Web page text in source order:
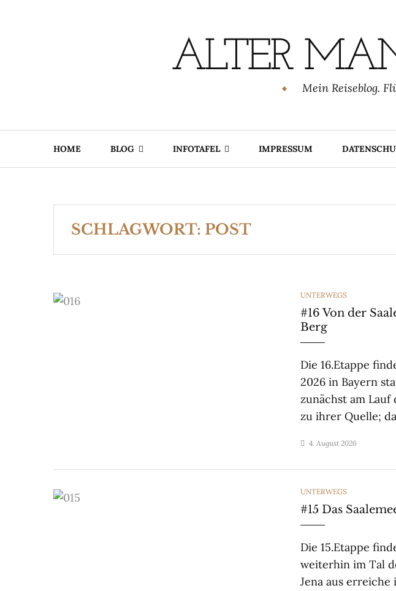
ALTER
Mein Reiseblog.
HOME BLOG INFOTAFEL IMPRESSUM
SCHLAGWORT: POST
CATEGORIES
UNTERWEGS
#16 Von der
Berg
Die 16.Etappe
2026 in Bayern
zunächst am Lauf
zu ihrer Quelle;
4. August 2026
CATEGORIES
UNTERWEGS
#15 Das
Die 15.Etappe
weiterhin im Tal
Jena aus